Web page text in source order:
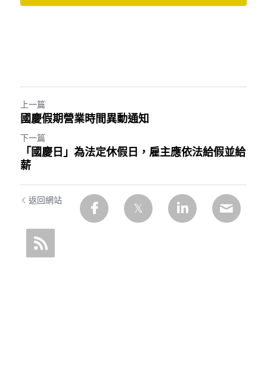
上一篇
國慶假期營業時間異動通知
下一篇
「國慶日」為法定休假日，雇主應依法給假並給
薪
返回網站